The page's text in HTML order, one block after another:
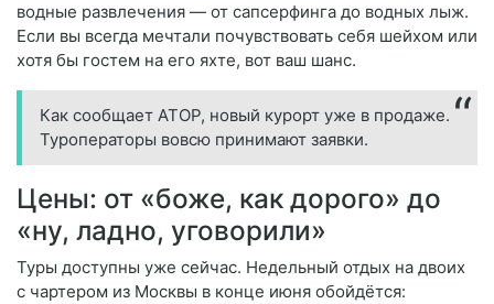
водные развлечения — от сапсерфинга до водных лыж.
Если вы всегда мечтали почувствовать себя шейхом или
хотя бы гостем на его яхте, вот ваш шанс.
Как сообщает АТОР, новый курорт уже в продаже.
Туроператоры вовсю принимают заявки.
Цены: от «боже, как дорого» до
«ну, ладно, уговорили»
Туры доступны уже сейчас. Недельный отдых на двоих
с чартером из Москвы в конце июня обойдётся: